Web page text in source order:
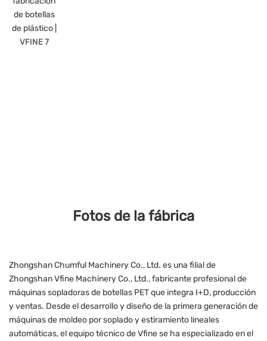
Fotos de la fábrica
Zhongshan Chumful Machinery Co., Ltd. es una filial de
Zhongshan Vfine Machinery Co., Ltd., fabricante profesional de
máquinas sopladoras de botellas PET que integra I+D, producción
y ventas. Desde el desarrollo y diseño de la primera generación de
máquinas de moldeo por soplado y estiramiento lineales
automáticas, el equipo técnico de Vfine se ha especializado en el